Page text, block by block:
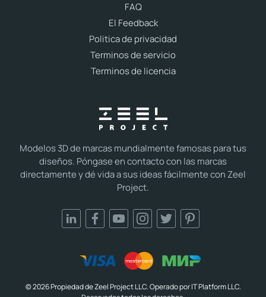
Modelos 3D de marcas mundialmente famosas para tus
diseños. Póngase en contacto con las marcas
directamente y dé vida a sus ideas fácilmente con Zeel
Project.
FAQ
El Feedback
Politica de privacidad
Terminos de servicio
Terminos de licencia
© 2026 Propiedad de Zeel Project LLC. Operado por IT Platform LLC.